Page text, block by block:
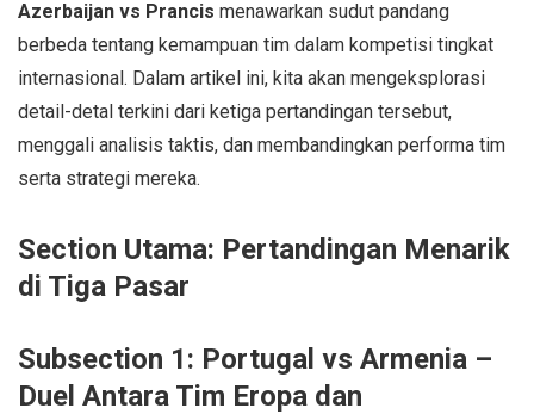
Azerbaijan vs Prancis menawarkan sudut pandang
berbeda tentang kemampuan tim dalam kompetisi tingkat
internasional. Dalam artikel ini, kita akan mengeksplorasi
detail-detal terkini dari ketiga pertandingan tersebut,
menggali analisis taktis, dan membandingkan performa tim
serta strategi mereka.
Section Utama: Pertandingan Menarik
di Tiga Pasar
Subsection 1: Portugal vs Armenia –
Duel Antara Tim Eropa dan